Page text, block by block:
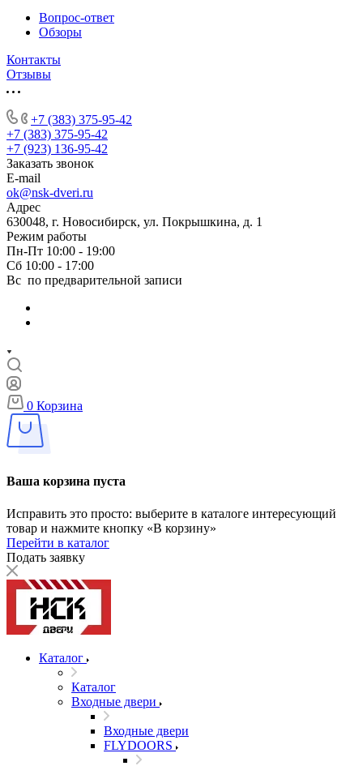
Вопрос-ответ
Обзоры
Контакты
Отзывы
+7 (383) 375-95-42
+7 (383) 375-95-42
+7 (923) 136-95-42
Заказать звонок
E-mail
ok@nsk-dveri.ru
Адрес
630048, г. Новосибирск, ул. Покрышкина, д. 1
Режим работы
Пн-Пт 10:00 - 19:00
Сб 10:00 - 17:00
Вс по предварительной записи
0 Корзина
Ваша корзина пуста
Исправить это просто: выберите в каталоге интересующий
товар и нажмите кнопку «В корзину»
Перейти в каталог
Подать заявку
Каталог
Каталог
Входные двери
Входные двери
FLYDOORS